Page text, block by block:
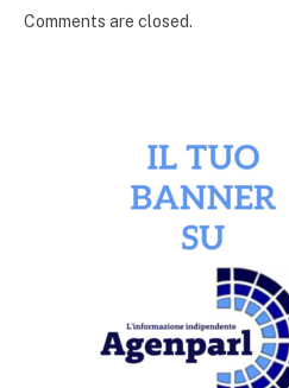
Comments are closed.